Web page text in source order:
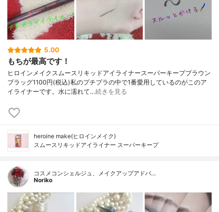
5.00
もちが最高です！
ヒロインメイクスムースリキッドアイライナースーパーキープブラウン
ブラッグ1100円(税込)私のプチプラの中で1番愛用しているのがこのア
イライナーです。水に濡れて…続きを見る
heroine make(ヒロインメイク)
スムースリキッドアイライナー スーパーキープ
コスメコンシェルジュ、メイクアップアドバ…
Noriko